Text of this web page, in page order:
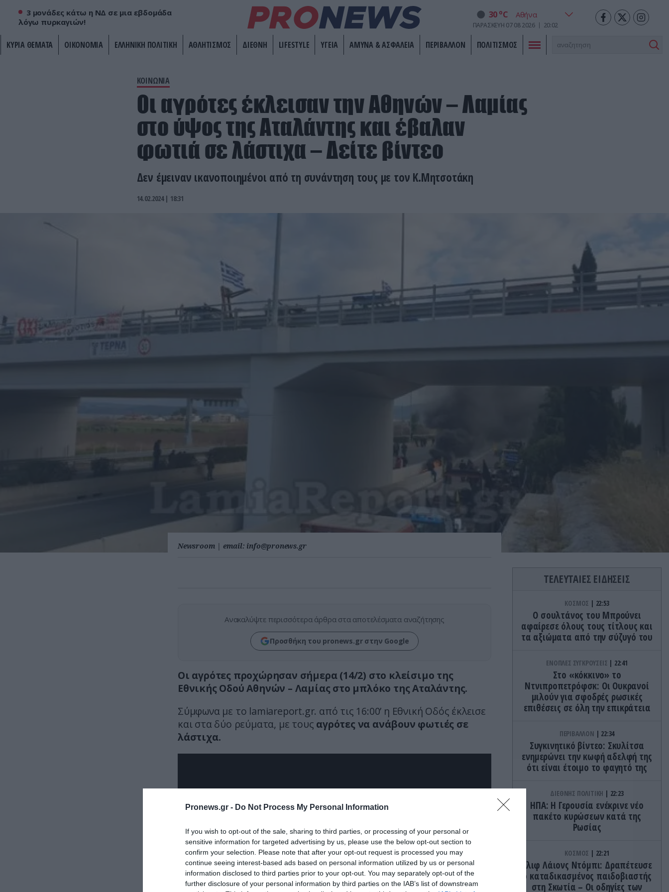
Pronews.gr - Do Not Process My Personal Information
If you wish to opt-out of the sale, sharing to third parties, or processing of your personal or
sensitive information for targeted advertising by us, please use the below opt-out section to
confirm your selection. Please note that after your opt-out request is processed you may
continue seeing interest-based ads based on personal information utilized by us or personal
information disclosed to third parties prior to your opt-out. You may separately opt-out of the
further disclosure of your personal information by third parties on the IAB’s list of downstream
3 μονάδες κάτω η ΝΔ σε μια εβδομάδα
λόγω πυρκαγιών!
30 oC
ΠΑΡΑΣΚΕΥΗ 07 08 2026 20:02
ΚΥΡΙΑ ΘΕΜΑΤΑ ΟΙΚΟΝΟΜΙΑ ΕΛΛΗΝΙΚΗ ΠΟΛΙΤΙΚΗ ΑΘΛΗΤΙΣΜΟΣ ΔΙΕΘΝΗ LIFESTYLE ΥΓΕΙΑ ΑΜΥΝΑ & ΑΣΦΑΛΕΙΑ ΠΕΡΙΒΑΛΛΟΝ ΠΟΛΙΤΙΣΜΟΣ
ΚΟΙΝΩΝΙΑ
Οι αγρότες έκλεισαν την Αθηνών – Λαμίας
στο ύψος της Αταλάντης και έβαλαν
φωτιά σε λάστιχα – Δείτε βίντεο
Δεν έμειναν ικανοποιημένοι από τη συνάντηση τους με τον Κ.Μητσοτάκη
14.02.2024 | 18:31
Newsroom | email: info@pronews.gr
Ανακαλύψτε περισσότερα άρθρα στα αποτελέσματα αναζήτησης
Προσθήκη του pronews.gr στην Google
Οι αγρότες προχώρησαν σήμερα (14/2) στο κλείσιμο της
Εθνικής Οδού Αθηνών – Λαμίας στο μπλόκο της Αταλάντης.
Σύμφωνα με το lamiareport.gr. από τις 16:00’ η Εθνική Οδός έκλεισε
και στα δύο ρεύματα, με τους αγρότες να ανάβουν φωτιές σε
λάστιχα.
ΤΕΛΕΥΤΑΙΕΣ ΕΙΔΗΣΕΙΣ
ΚΟΣΜΟΣ 22:53
Ο σουλτάνος του Μπρούνει
αφαίρεσε όλους τους τίτλους και
τα αξιώματα από την σύζυγό του
ΕΝΟΠΛΕΣ ΣΥΓΚΡΟΥΣΕΙΣ 22:41
Στο «κόκκινο» το
Ντνιπροπετρόφσκ: Οι Ουκρανοί
μιλούν για σφοδρές ρωσικές
επιθέσεις σε όλη την επικράτεια
ΠΕΡΙΒΑΛΛΟΝ 22:34
Συγκινητικό βίντεο: Σκυλίτσα
ενημερώνει την κωφή αδελφή της
ότι είναι έτοιμο το φαγητό της
ΔΙΕΘΝΗΣ ΠΟΛΙΤΙΚΗ 22:23
ΗΠΑ: Η Γερουσία ενέκρινε νέο
πακέτο κυρώσεων κατά της
Ρωσίας
ΚΟΣΜΟΣ 22:21
Κλιφ Λάιονς Ντόμπι: Δραπέτευσε
ο καταδικασμένος παιδοβιαστής
στη Σκωτία – Οι οδηγίες των